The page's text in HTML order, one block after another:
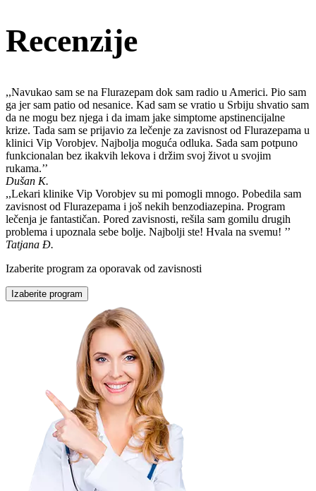
Recenzije
,,Navukao sam se na Flurazepam dok sam radio u Americi. Pio sam
ga jer sam patio od nesanice. Kad sam se vratio u Srbiju shvatio sam
da ne mogu bez njega i da imam jake simptome apstinencijalne
krize. Tada sam se prijavio za lečenje za zavisnost od Flurazepama u
klinici Vip Vorobjev. Najbolja moguća odluka. Sada sam potpuno
funkcionalan bez ikakvih lekova i držim svoj život u svojim
rukama.’’
Dušan K.
,,Lekari klinike Vip Vorobjev su mi pomogli mnogo. Pobedila sam
zavisnost od Flurazepama i još nekih benzodiazepina. Program
lečenja je fantastičan. Pored zavisnosti, rešila sam gomilu drugih
problema i upoznala sebe bolje. Najbolji ste! Hvala na svemu! ’’
Tatjana Đ.
Izaberite program za oporavak od zavisnosti
Izaberite program